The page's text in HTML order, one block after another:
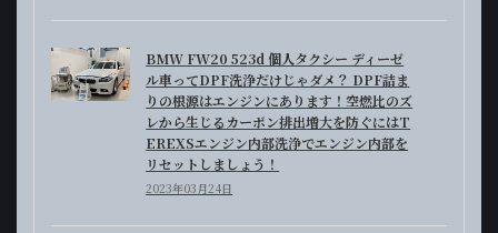
BMW FW20 523d 個人タクシー ディーゼ
ル車ってDPF洗浄だけじゃダメ？ DPF詰ま
りの根源はエンジンにあります！空燃比のズ
レから生じるカーボン排出増大を防ぐにはT
EREXSエンジン内部洗浄でエンジン内部を
リセットしましょう！
2023年03月24日